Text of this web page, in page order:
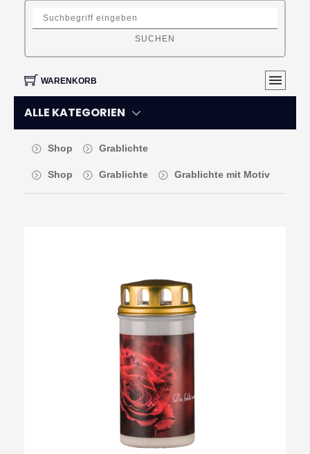
SUCHEN
WARENKORB
ALLE KATEGORIEN
Shop Grablichte
Shop Grablichte Grablichte mit Motiv